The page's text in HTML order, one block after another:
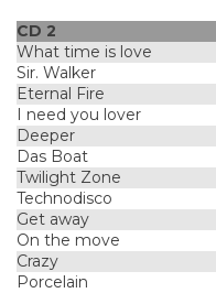
CD 2
What time is love
Sir. Walker
Eternal Fire
I need you lover
Deeper
Das Boat
Twilight Zone
Technodisco
Get away
On the move
Crazy
Porcelain